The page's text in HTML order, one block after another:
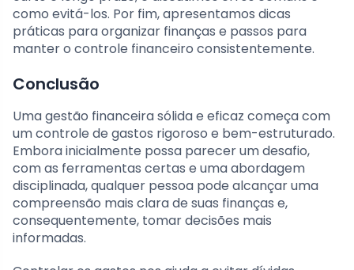
como evitá-los. Por fim, apresentamos dicas
práticas para organizar finanças e passos para
manter o controle financeiro consistentemente.
Conclusão
Uma gestão financeira sólida e eficaz começa com
um controle de gastos rigoroso e bem-estruturado.
Embora inicialmente possa parecer um desafio,
com as ferramentas certas e uma abordagem
disciplinada, qualquer pessoa pode alcançar uma
compreensão mais clara de suas finanças e,
consequentemente, tomar decisões mais
informadas.